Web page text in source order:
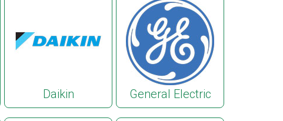
Daikin General Electric